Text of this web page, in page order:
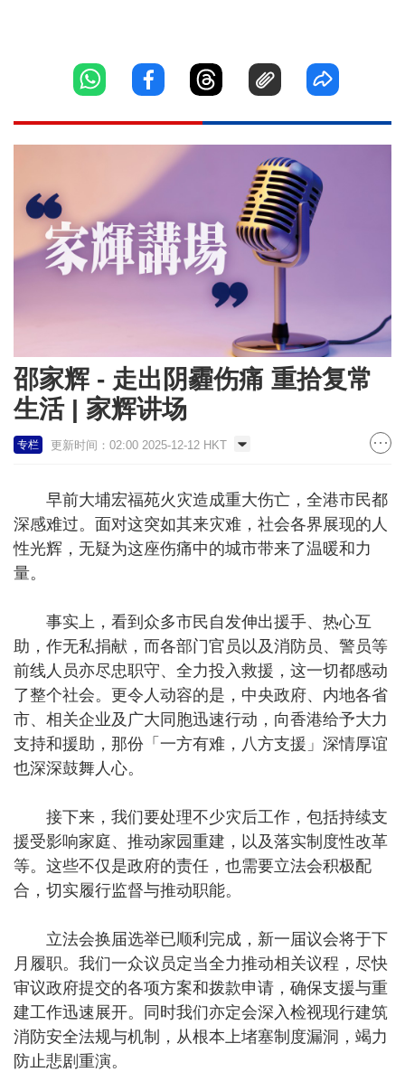
邵家辉 - 走出阴霾伤痛 重拾复常
生活 | 家辉讲场
专栏 更新时间：02:00 2025-12-12 HKT
早前大埔宏福苑火灾造成重大伤亡，全港市民都
深感难过。面对这突如其来灾难，社会各界展现的人
性光辉，无疑为这座伤痛中的城市带来了温暖和力
量。
事实上，看到众多市民自发伸出援手、热心互
助，作无私捐献，而各部门官员以及消防员、警员等
前线人员亦尽忠职守、全力投入救援，这一切都感动
了整个社会。更令人动容的是，中央政府、内地各省
市、相关企业及广大同胞迅速行动，向香港给予大力
支持和援助，那份「一方有难，八方支援」深情厚谊
也深深鼓舞人心。
接下来，我们要处理不少灾后工作，包括持续支
援受影响家庭、推动家园重建，以及落实制度性改革
等。这些不仅是政府的责任，也需要立法会积极配
合，切实履行监督与推动职能。
立法会换届选举已顺利完成，新一届议会将于下
月履职。我们一众议员定当全力推动相关议程，尽快
审议政府提交的各项方案和拨款申请，确保支援与重
建工作迅速展开。同时我们亦定会深入检视现行建筑
消防安全法规与机制，从根本上堵塞制度漏洞，竭力
防止悲剧重演。